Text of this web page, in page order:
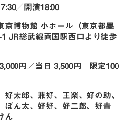
／開演18:00
京博物館 小ホール（東京都墨
1 JR総武線両国駅西口より徒歩
円／当日 3,500円 限定100
好太郎、兼好、王楽、好の助、
ぽん太、好好、好二郎、好青
ん